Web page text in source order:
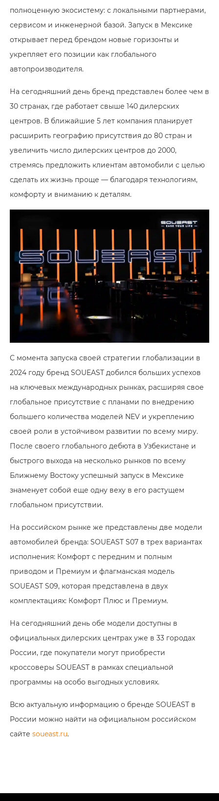
полноценную экосистему: с локальными партнерами,
сервисом и инженерной базой. Запуск в Мексике
открывает перед брендом новые горизонты и
укрепляет его позиции как глобального
автопроизводителя.
На сегодняшний день бренд представлен более чем в
30 странах, где работает свыше 140 дилерских
центров. В ближайшие 5 лет компания планирует
расширить географию присутствия до 80 стран и
увеличить число дилерских центров до 2000,
стремясь предложить клиентам автомобили с целью
сделать их жизнь проще — благодаря технологиям,
комфорту и вниманию к деталям.
С момента запуска своей стратегии глобализации в
2024 году бренд SOUEAST добился больших успехов
на ключевых международных рынках, расширяя свое
глобальное присутствие с планами по внедрению
большего количества моделей NEV и укреплению
своей роли в устойчивом развитии по всему миру.
После своего глобального дебюта в Узбекистане и
быстрого выхода на несколько рынков по всему
Ближнему Востоку успешный запуск в Мексике
знаменует собой еще одну веху в его растущем
глобальном присутствии.
На российском рынке же представлены две модели
автомобилей бренда: SOUEAST S07 в трех вариантах
исполнения: Комфорт с передним и полным
приводом и Премиум и флагманская модель
SOUEAST S09, которая представлена в двух
комплектациях: Комфорт Плюс и Премиум.
На сегодняшний день обе модели доступны в
официальных дилерских центрах уже в 33 городах
России, где покупатели могут приобрести
кроссоверы SOUEAST в рамках специальной
программы на особо выгодных условиях.
Всю актуальную информацию о бренде SOUEAST в
России можно найти на официальном российском
сайте soueast.ru.